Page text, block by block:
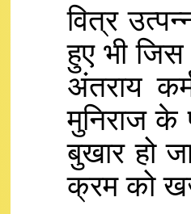
वित्र
हुए भी
अंतराय
मुनिराज के
बुखार हो
क्रम को